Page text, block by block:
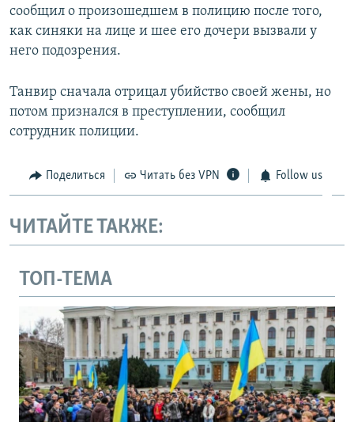
сообщил о произошедшем в полицию после того,
как синяки на лице и шее его дочери вызвали у
него подозрения.
Танвир сначала отрицал убийство своей жены, но
потом признался в преступлении, сообщил
сотрудник полиции.
Поделиться Читать без VPN Follow us
ЧИТАЙТЕ ТАКЖЕ:
ТОП-ТЕМА